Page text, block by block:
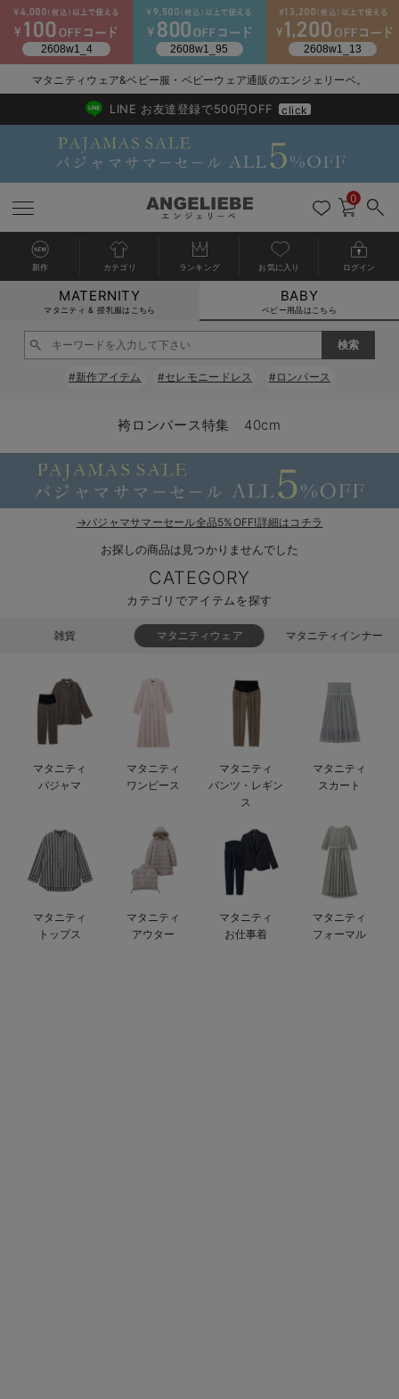
新生児服全て
ベビー服全て
ロンパース・カバーオール
ベビー ブルマ
ベビー スカート
ベビー セットアップ
ベビー帽子（新生児・乳児）
新生児スリーパー・ベビーパジャマ
ベビーシューズ・ファーストシューズ・ベビー靴下
ベビー 小物
シーズンアイテム全て
ベビー・新生児 寝具全て
ベビーベッド・布団 （ベビー・新生児）
ベビー 雑貨全て
ベビーチェア（ハイローチェア）・ベビーラック
ベビー 雑貨 小物
ベビー安全グッズ
授乳・調乳・お食事
赤ちゃん 洗剤・洗濯用品・お掃除
赤ちゃん お風呂・ベビースキンケア
おむつ関連グッズ
お出かけグッズ全て
ベビー｜季節の特集全て
猛暑からベビーを守るひんやりグッズ
ベビーの動物なりきり特集
ベビー 夏のお役立ちグッズ特集
【素材別】ベビーロンパース特集
アウトレット全て
【アウトレット】ワンピース
【アウトレット】パジャマ
【アウトレット】インナー
【アウトレット】ベビー
特集全て
抗菌防臭加工
コットン素材
ブラトップ
快適機能ウェア特集 トップス
快適機能ウェア特集 ボトムス
快適機能ウェア特集 パジャマ
安心の日本製。先輩ママが買ってよかった！本当に必要な出産準備品
ハレの日に着るANGELIEBEのセレモニー
買って正解！高評価レビューアイテム
再入荷全て
再入荷｜インナー
戻る
送料無料アイテム全て
ワンピース
スカート
パジャマ
インナー
ベビー
戻る
ブラキャミ おまとめ
MAX55%OFF ブラックフ
戻る
【37周年祭セール】
【37周年祭セール】
戻る
気温差別オススメア
【15℃】3月下旬～
戻る
動きやすく着回しで
戻る
強撚スムース(コスパ
戻る
マタニティウェア
【おまとめ割】パジ
戻る
こだわりの履き心地
カジュアル
オフィス
戻る
ジャケット派
きれいめ美脚パンツ派
ツィード派
王道シンプル派
戻る
出産準備応援割全て
マタニティパジャマ
戻る
【オフィスカジュア
戻る
レギンスタイプ
戻る
【フォーマル】ワン
戻る
【ベビー】長袖
戻る
ハンカチ
短肌着
セット
戻る
快適ウェア10%OFF
快適ウェア10%OFF
戻る
春のマタニティワン
セットアップ・ レイ
ジャンパースカート/
ワーク・オフィス
カジュアル
あったかアイテム｜
戻る
Gift Selection 出産
〜3,000円（税込）
10,001円（税込）〜
女の子におススメの
男の子におススメの
もらって嬉しいギフト
何枚あっても嬉しい
長く使えるアイテム
お部屋映えアイテム
戻る
冬の冷え対策インナ
薄くてあったか
保温&リカバリー
レギンス・タイツ
カップ付きインナー
裏起毛素材
戻る
入院準備の持ち物チ
入院してすぐ使うグ
戻る
冬のあったか特集全て
【冬のあったか特集
【冬のあったか特集
マタニティウェア&ベビー服・ベビーウェア通販のエンジェリーベ。
2026/NewArrival
送料495円(一部地域を除く) 7,700円以上で送料無料
LINE お友達登録で500円OFF click
0
新作 カテゴリ ランキング お気に入り ログイン
MATERNITY
マタニティ & 授乳服はこちら
BABY
ベビー用品はこちら
#新作アイテム #セレモニードレス #ロンパース
袴ロンパース特集 40cm
→パジャマサマーセール全品5%OFF!詳細はコチラ
お探しの商品は見つかりませんでした
CATEGORY
カテゴリでアイテムを探す
雑貨 マタニティウェア マタニティインナー
マタニティ
パジャマ
マタニティ
ワンピース
マタニティ
パンツ・レギン
ス
マタニティ
スカート
マタニティ
トップス
マタニティ
アウター
マタニティ
お仕事着
マタニティ
フォーマル
カートに入れる
閉じる